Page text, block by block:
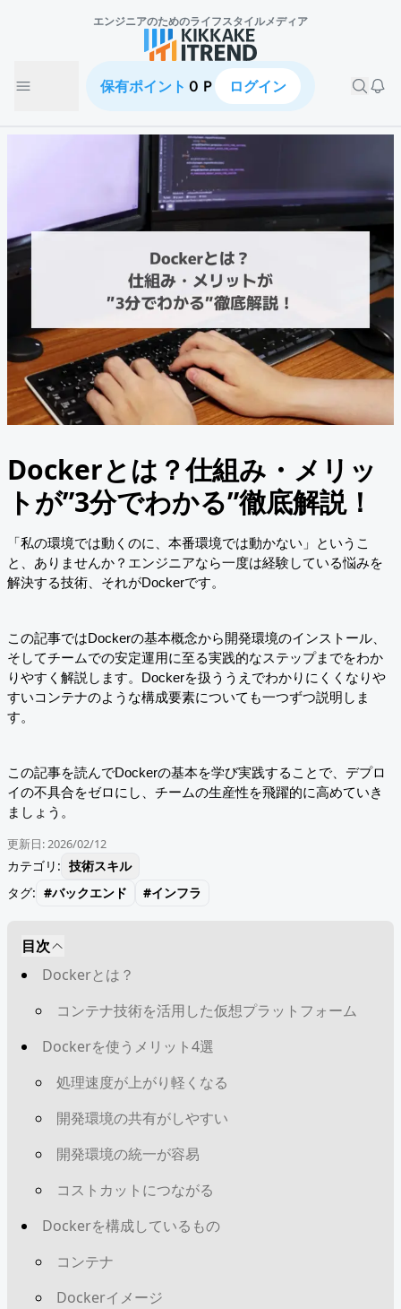
エンジニアのためのライフスタイルメディア
保有ポイント ０Ｐ ログイン
Dockerとは？仕組み・メリッ
トが”3分でわかる”徹底解説！
「私の環境では動くのに、本番環境では動かない」というこ
と、ありませんか？エンジニアなら一度は経験している悩みを
解決する技術、それがDockerです。
この記事ではDockerの基本概念から開発環境のインストール、
そしてチームでの安定運用に至る実践的なステップまでをわか
りやすく解説します。Dockerを扱ううえでわかりにくくなりや
すいコンテナのような構成要素についても一つずつ説明しま
す。
この記事を読んでDockerの基本を学び実践することで、デプロ
イの不具合をゼロにし、チームの生産性を飛躍的に高めていき
ましょう。
更新日:2026/02/12
カテゴリ: 技術スキル
タグ: #バックエンド #インフラ
目次
Dockerとは？
コンテナ技術を活用した仮想プラットフォーム
Dockerを使うメリット4選
処理速度が上がり軽くなる
開発環境の共有がしやすい
開発環境の統一が容易
コストカットにつながる
Dockerを構成しているもの
コンテナ
Dockerイメージ